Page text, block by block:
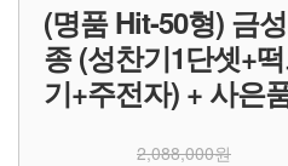
(명품 Hit-50형) 금
종 (성찬기1단셋+
기+주전자) + 사은
2,088,000원